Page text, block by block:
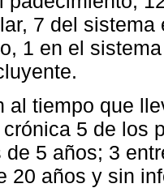
7 del
1 en el
al tiempo que
5 de los
de 5 años; 3
20 años y sin